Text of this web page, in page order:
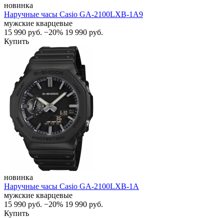
новинка
Наручные часы Casio GA-2100LXB-1A9
мужские кварцевые
15 990 руб. −20% 19 990 руб.
Купить
новинка
Наручные часы Casio GA-2100LXB-1A
мужские кварцевые
15 990 руб. −20% 19 990 руб.
Купить